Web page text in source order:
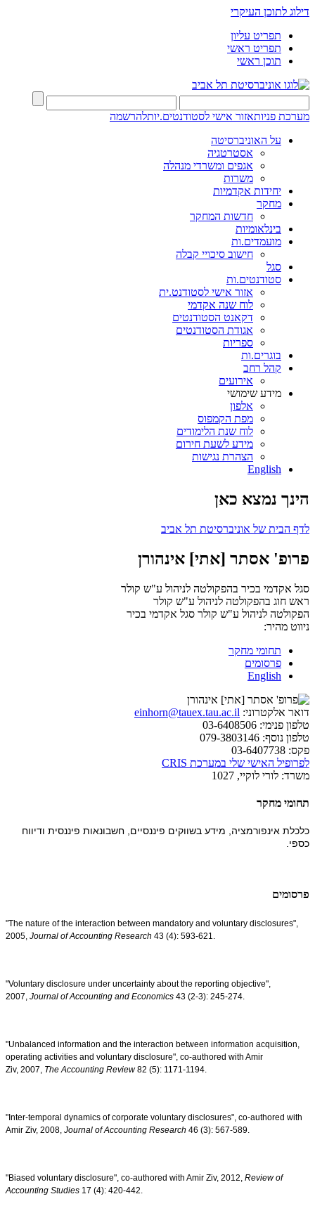
דילוג לתוכן העיקרי
תפריט עליון
תפריט ראשי
תוכן ראשי
מערכת פניותאזור אישי לסטודנטים.יותלהרשמה
על האוניברסיטה
אסטרטגיה
אגפים ומשרדי מנהלה
משרות
יחידות אקדמיות
מחקר
חדשות המחקר
בינלאומיות
מועמדים.ות
חישוב סיכויי קבלה
סגל
סטודנטים.ות
אזור אישי לסטודנט.ית
לוח שנה אקדמי
דקאנט הסטודנטים
אגודת הסטודנטים
ספריות
בוגרים.ות
קהל רחב
אירועים
מידע שימושי
אלפון
מפת הקמפוס
לוח שנת הלימודים
מידע לשעת חירום
הצהרת נגישות
English
הינך נמצא כאן
לדף הבית של אוניברסיטת תל אביב
פרופ' אסתר [אתי] אינהורן
סגל אקדמי בכיר בהפקולטה לניהול ע"ש קולר
ראש חוג בהפקולטה לניהול ע"ש קולר
הפקולטה לניהול ע"ש קולר סגל אקדמי בכיר
ניווט מהיר:
תחומי מחקר
פרסומים
English
דואר אלקטרוני: einhorn@tauex.tau.ac.il
טלפון פנימי:
טלפון נוסף:
פקס:
לפרופיל האישי שלי במערכת CRIS
משרד: לורי לוקיי, 1027
תחומי מחקר
כלכלת אינפורמציה, מידע בשווקים פיננסיים, חשבונאות פיננסית ודיווח
כספי.
פרסומים
"The nature of the interaction between mandatory and voluntary disclosures",
2005, Journal of Accounting Research 43 (4): 593-621.
"Voluntary disclosure under uncertainty about the reporting objective",
2007, Journal of Accounting and Economics 43 (2-3): 245-274.
"Unbalanced information and the interaction between information acquisition,
operating activities and voluntary disclosure", co-authored with Amir
Ziv, 2007, The Accounting Review82 (5): 1171-1194.
"Inter-temporal dynamics of corporate voluntary disclosures", co-authored with
Amir Ziv, 2008, Journal of Accounting Research 46 (3): 567-589.
"Biased voluntary disclosure", co-authored with Amir Ziv, 2012, Review of
Accounting Studies 17 (4): 420-442.